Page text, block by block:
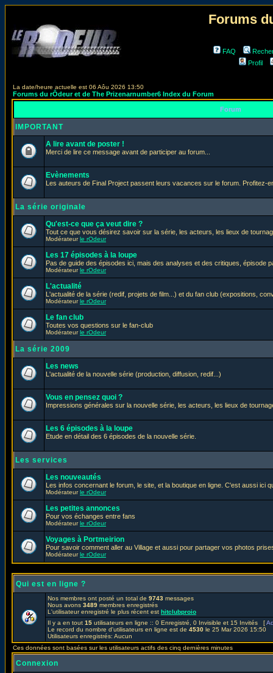
Forums
FAQ
Profil
La date/heure actuelle est 06 Aôu 2026 13:50
Forums du rÔdeur et de The Prizenarnumber6 Index du Forum
Forum
IMPORTANT
A lire avant de poster !
Merci de lire ce message avant de participer au forum...
Evènements
Les auteurs de Final Project passent leurs vacances sur le forum. Profitez-
La série originale
Qu'est-ce que ça veut dire ?
Tout ce que vous désirez savoir sur la série, les acteurs, les lieux de
Modérateurle rOdeur
Les 17 épisodes à la loupe
Pas de guide des épisodes ici, mais des analyses et des critiques, épisode
Modérateurle rOdeur
L'actualité
L'actualité de la série (redif, projets de film...) et du fan club (expositions,
Modérateurle rOdeur
Le fan club
Toutes vos questions sur le fan-club
Modérateurle rOdeur
La série 2009
Les news
L'actualité de la nouvelle série (production, diffusion, redif...)
Vous en pensez quoi ?
Impressions générales sur la nouvelle série, les acteurs, les lieux de
Les 6 épisodes à la loupe
Etude en détail des 6 épisodes de la nouvelle série.
Les services
Les nouveautés
Les infos concernant le forum, le site, et la boutique en ligne. C'est aussi ici
Modérateurle rOdeur
Les petites annonces
Pour vos échanges entre fans
Modérateurle rOdeur
Voyages à Portmeirion
Pour savoir comment aller au Village et aussi pour partager vos photos
Modérateurle rOdeur
Qui est en ligne ?
Nos membres ont posté un total de 9743 messages
Nous avons 3489 membres enregistrés
L'utilisateur enregistré le plus récent est hitclubproio
Il y a en tout 15 utilisateurs en ligne :: 0 Enregistré, 0 Invisible et 15 Invités [
Le record du nombre d'utilisateurs en ligne est de 4530 le 25 Mar 2026 15:50
Utilisateurs enregistrés: Aucun
Ces données sont basées sur les utilisateurs actifs des cinq dernières minutes
Connexion